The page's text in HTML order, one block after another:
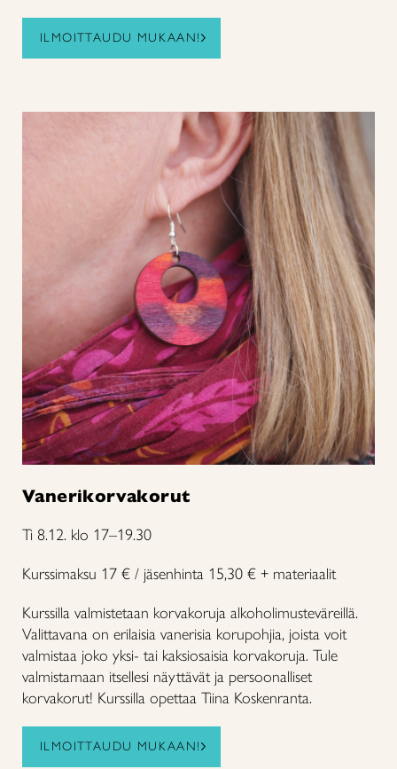
ILMOITTAUDU MUKAAN!
Vanerikorvakorut
Ti 8.12. klo 17–19.30
Kurssimaksu 17 € / jäsenhinta 15,30 € + materiaalit
Kurssilla valmistetaan korvakoruja alkoholimusteväreillä.
Valittavana on erilaisia vanerisia korupohjia, joista voit
valmistaa joko yksi- tai kaksiosaisia korvakoruja. Tule
valmistamaan itsellesi näyttävät ja persoonalliset
korvakorut! Kurssilla opettaa Tiina Koskenranta.
ILMOITTAUDU MUKAAN!